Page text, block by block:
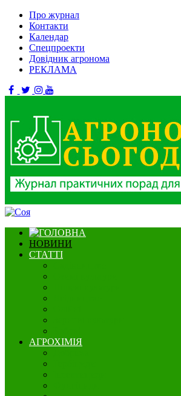
Про журнал
Контакти
Календар
Спецпроекти
Довідник агронома
РЕКЛАМА
НОВИНИ
СТАТТІ
АГРОХІМІЯ